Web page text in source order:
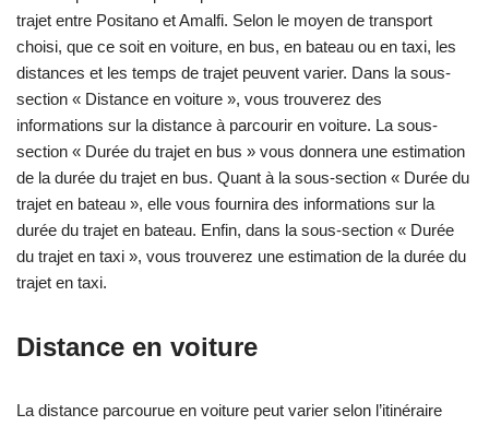
trajet entre Positano et Amalfi. Selon le moyen de transport
choisi, que ce soit en voiture, en bus, en bateau ou en taxi, les
distances et les temps de trajet peuvent varier. Dans la sous-
section « Distance en voiture », vous trouverez des
informations sur la distance à parcourir en voiture. La sous-
section « Durée du trajet en bus » vous donnera une estimation
de la durée du trajet en bus. Quant à la sous-section « Durée du
trajet en bateau », elle vous fournira des informations sur la
durée du trajet en bateau. Enfin, dans la sous-section « Durée
du trajet en taxi », vous trouverez une estimation de la durée du
trajet en taxi.
Distance en voiture
La distance parcourue en voiture peut varier selon l’itinéraire